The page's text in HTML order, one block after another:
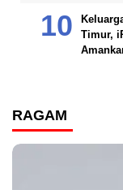
Timur,
RAGAM